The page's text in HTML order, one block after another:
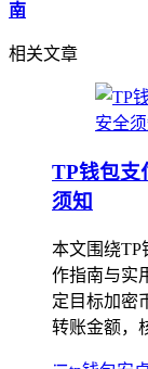
南
相关文章
TP钱包支
须知
本文围绕TP
作指南与实
定目标加密
转账金额，